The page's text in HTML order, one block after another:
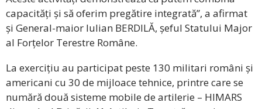
capacități și să oferim pregătire integrată”, a afirmat
și General-maior Iulian BERDILĂ, șeful Statului Major
al Forțelor Terestre Române.
La exercițiu au participat peste 130 militari români și
americani cu 30 de mijloace tehnice, printre care se
numără două sisteme mobile de artilerie – HIMARS